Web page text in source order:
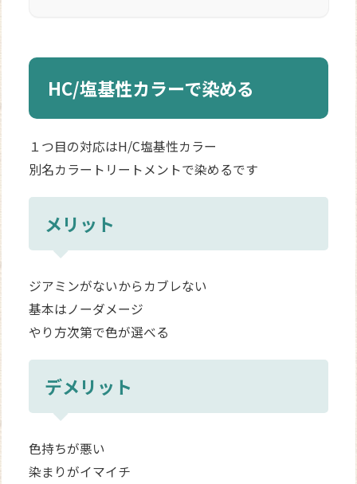
HC/塩基性カラーで染める
１つ目の対応はH/C塩基性カラー
別名カラートリートメントで染めるです
メリット
ジアミンがないからカブレない
基本はノーダメージ
やり方次第で色が選べる
デメリット
色持ちが悪い
染まりがイマイチ